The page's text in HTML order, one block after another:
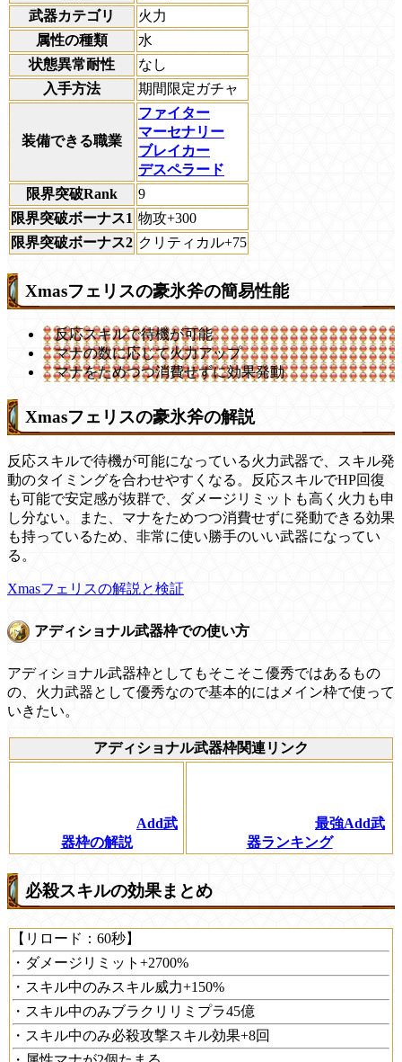
武器カテゴリ
火力
属性の種類
水
状態異常耐性
なし
入手方法
期間限定ガチャ
装備できる職業
ファイター
マーセナリー
ブレイカー
デスペラード
限界突破Rank
9
限界突破ボーナス1 物攻+300
限界突破ボーナス2 クリティカル+75
Xmasフェリスの豪氷斧の簡易性能
反応スキルで待機が可能
マナの数に応じて火力アップ
マナをためつつ消費せずに効果発動
Xmasフェリスの豪氷斧の解説
反応スキルで待機が可能になっている火力武器で、スキル発
動のタイミングを合わせやすくなる。反応スキルでHP回復
も可能で安定感が抜群で、ダメージリミットも高く火力も申
し分ない。また、マナをためつつ消費せずに発動できる効果
も持っているため、非常に使い勝手のいい武器になってい
る。
Xmasフェリスの解説と検証
アディショナル武器枠での使い方
アディショナル武器枠としてもそこそこ優秀ではあるもの
の、火力武器として優秀なので基本的にはメイン枠で使って
いきたい。
アディショナル武器枠関連リンク
Add武
器枠の解説
最強Add武
器ランキング
必殺スキルの効果まとめ
【リロード：60秒】
・ダメージリミット+2700%
・スキル中のみスキル威力+150%
・スキル中のみブラクリリミプラ45億
・スキル中のみ必殺攻撃スキル効果+8回